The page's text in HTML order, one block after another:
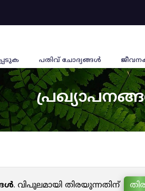
പതിവ് ചോദ്യങ്ങൾ
. വിപുലമായി തിരയുന്നതിന്